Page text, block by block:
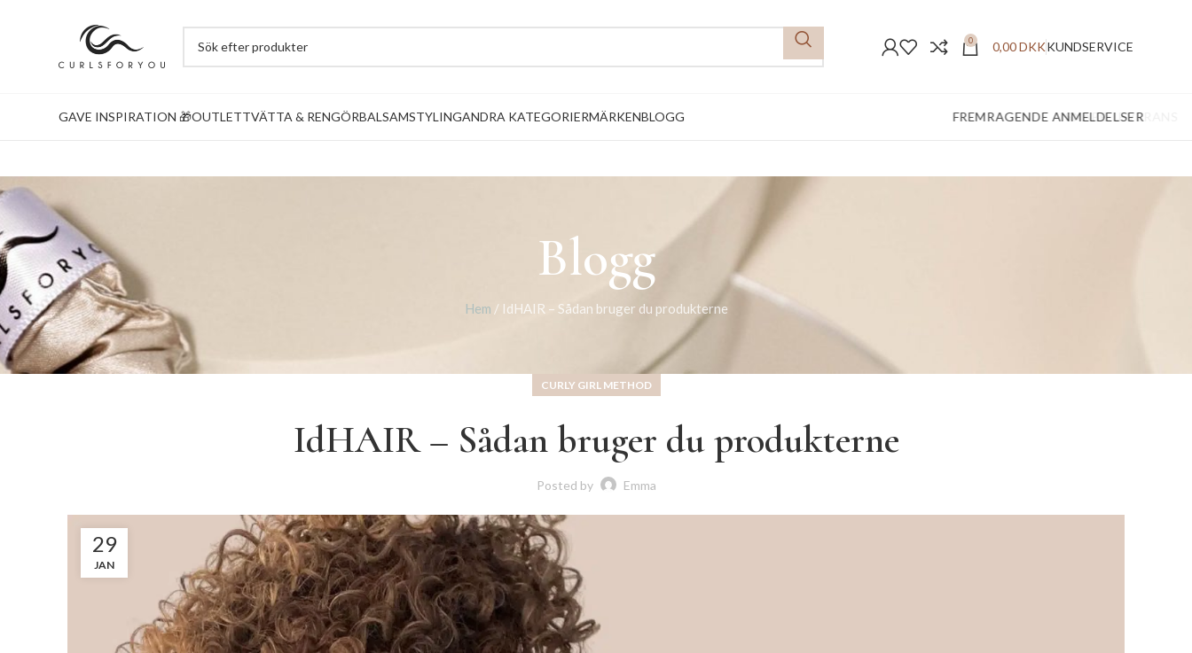
0 0,00DKKKUNDSERVICE
GAVE INSPIRATION 🎁OUTLETTVÄTTA & RENGÖRBALSAMSTYLINGANDRA KATEGORIERMÄRKENBLOGG FREMRAGENDE ANMELDELSER
Blogg
Hem / IdHAIR – Sådan bruger du produkterne
CURLY GIRL METHOD
IdHAIR – Sådan bruger du produkterne
Posted by Emma
29
JAN